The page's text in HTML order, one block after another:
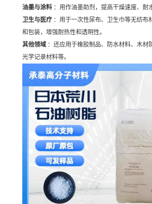
油墨与涂料 ：用作油墨助剂，提高干燥速度、耐
卫生与医疗 ：用于一次性尿布、卫生巾等无纺布
和包装，增强耐热性和透明性。
其他领域 ：还应用于橡胶制品、防水材料、木材
光学记录材料等。